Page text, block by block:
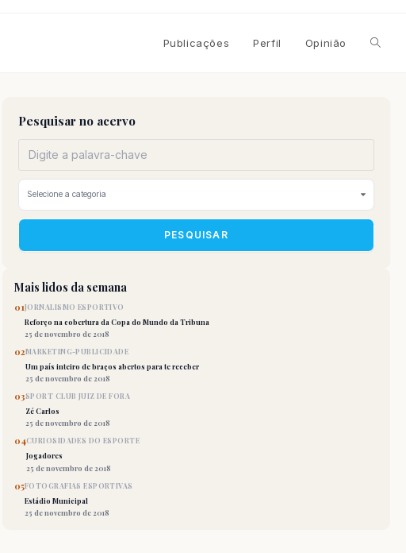
Publicações Perfil Opinião
site
Pesquisar no acervo
PESQUISAR
Mais lidos da semana
01JORNALISMO ESPORTIVO
Reforço na cobertura da Copa do Mundo da Tribuna
25 de novembro de 2018
02MARKETING-PUBLICIDADE
Um país inteiro de braços abertos para te receber
25 de novembro de 2018
03SPORT CLUB JUIZ DE FORA
Zé Carlos
25 de novembro de 2018
04CURIOSIDADES DO ESPORTE
Jogadores
25 de novembro de 2018
05FOTOGRAFIAS ESPORTIVAS
Estádio Municipal
25 de novembro de 2018